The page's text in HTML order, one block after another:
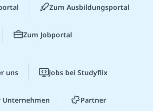
Zum Ausbildungsportal
Zum Jobportal
uns Jobs bei Studyflix
Unternehmen Partner